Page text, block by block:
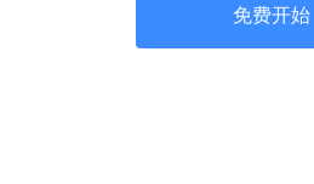
免费开始